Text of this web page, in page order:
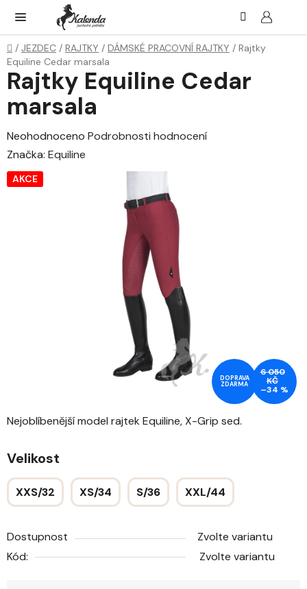
obsah
Domů
/ JEZDEC / RAJTKY / DÁMSKÉ PRACOVNÍ RAJTKY / Rajtky
Equiline Cedar marsala
Nejoblíbenější model rajtek Equiline, X-Grip sed.
Velikost
XXS/32 XS/34 S/36 XXL/44
Dostupnost
Zvolte variantu
Kód:
Zvolte variantu
Rajtky Equiline Cedar
marsala
Průměrné
hodnocení
produktu
je
Neohodnoceno Podrobnosti hodnocení
Značka: Equiline
AKCE
DOPRAVA
ZDARMA
6 050
KČ
–34 %